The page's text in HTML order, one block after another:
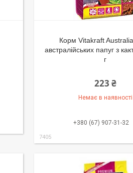
Корм Vitakraft
австралійських папуг з
г
223 ₴
Немає в наявності
+380 (67) 907-31-32
7405